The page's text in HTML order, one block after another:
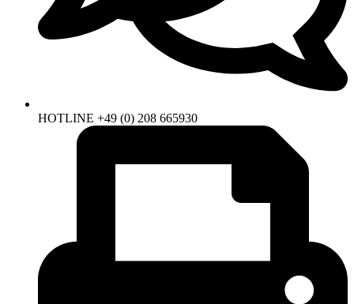
HOTLINE +49 (0) 208 665930